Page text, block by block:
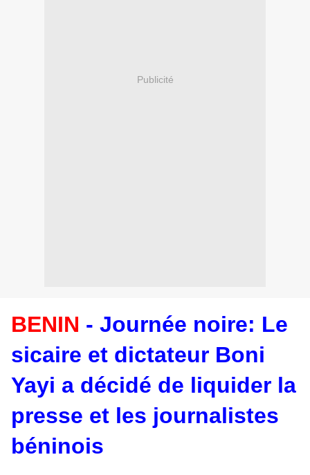
Publicité
BENIN - Journée noire: Le
sicaire et dictateur Boni
Yayi a décidé de liquider la
presse et les journalistes
béninois